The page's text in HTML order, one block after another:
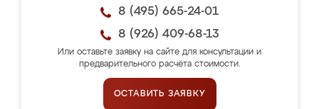
8 (495) 665-24-01
8 (926) 409-68-13
Или оставьте заявку на сайте для консультации и
предварительного расчёта стоимости.
ОСТАВИТЬ ЗАЯВКУ